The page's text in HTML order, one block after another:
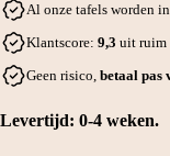
Al onze tafels worden
Klantscore: 9,3 uit ruim
Geen risico, betaal pas
Levertijd: 0-4 weken.